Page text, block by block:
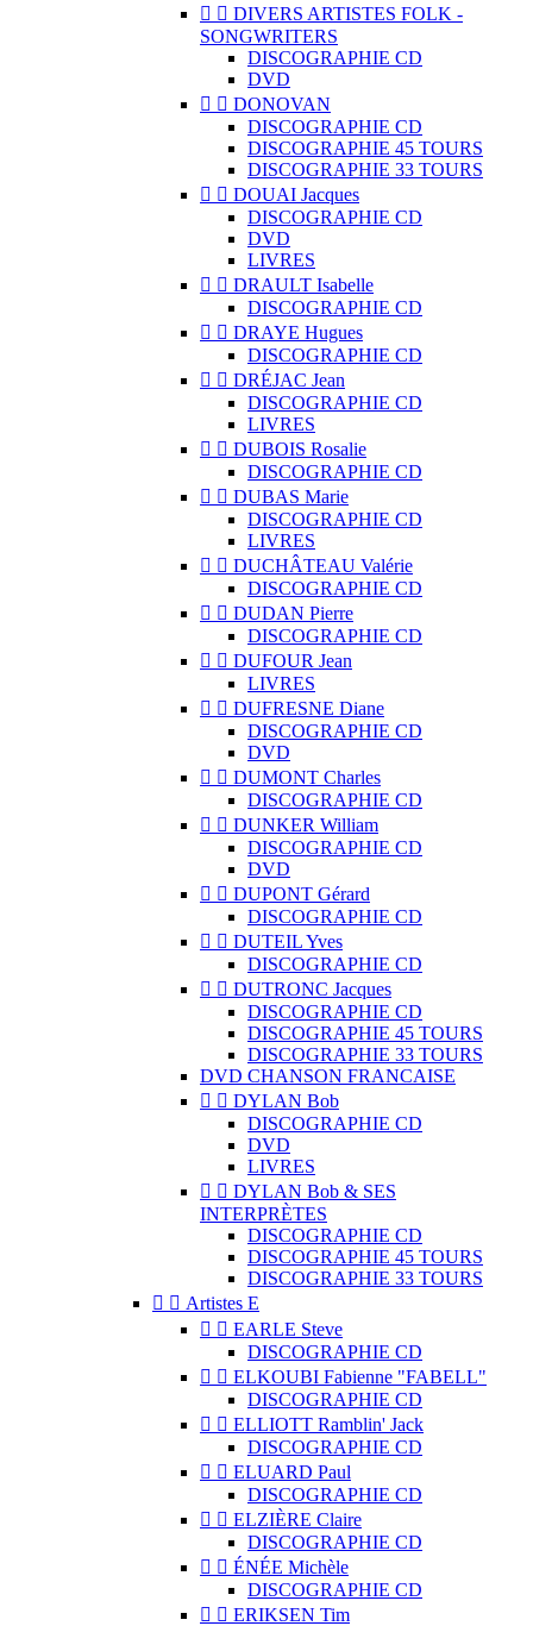
  DIVERS ARTISTES FOLK -
SONGWRITERS
DISCOGRAPHIE CD
DVD
  DONOVAN
DISCOGRAPHIE CD
DISCOGRAPHIE 45 TOURS
DISCOGRAPHIE 33 TOURS
  DOUAI Jacques
DISCOGRAPHIE CD
DVD
LIVRES
  DRAULT Isabelle
DISCOGRAPHIE CD
  DRAYE Hugues
DISCOGRAPHIE CD
  DRÉJAC Jean
DISCOGRAPHIE CD
LIVRES
  DUBOIS Rosalie
DISCOGRAPHIE CD
  DUBAS Marie
DISCOGRAPHIE CD
LIVRES
  DUCHÂTEAU Valérie
DISCOGRAPHIE CD
  DUDAN Pierre
DISCOGRAPHIE CD
  DUFOUR Jean
LIVRES
  DUFRESNE Diane
DISCOGRAPHIE CD
DVD
  DUMONT Charles
DISCOGRAPHIE CD
  DUNKER William
DISCOGRAPHIE CD
DVD
  DUPONT Gérard
DISCOGRAPHIE CD
  DUTEIL Yves
DISCOGRAPHIE CD
  DUTRONC Jacques
DISCOGRAPHIE CD
DISCOGRAPHIE 45 TOURS
DISCOGRAPHIE 33 TOURS
DVD CHANSON FRANCAISE
  DYLAN Bob
DISCOGRAPHIE CD
DVD
LIVRES
  DYLAN Bob & SES
INTERPRÈTES
DISCOGRAPHIE CD
DISCOGRAPHIE 45 TOURS
DISCOGRAPHIE 33 TOURS
  Artistes E
  EARLE Steve
DISCOGRAPHIE CD
  ELKOUBI Fabienne "FABELL"
DISCOGRAPHIE CD
  ELLIOTT Ramblin' Jack
DISCOGRAPHIE CD
  ELUARD Paul
DISCOGRAPHIE CD
  ELZIÈRE Claire
DISCOGRAPHIE CD
  ÉNÉE Michèle
DISCOGRAPHIE CD
  ERIKSEN Tim